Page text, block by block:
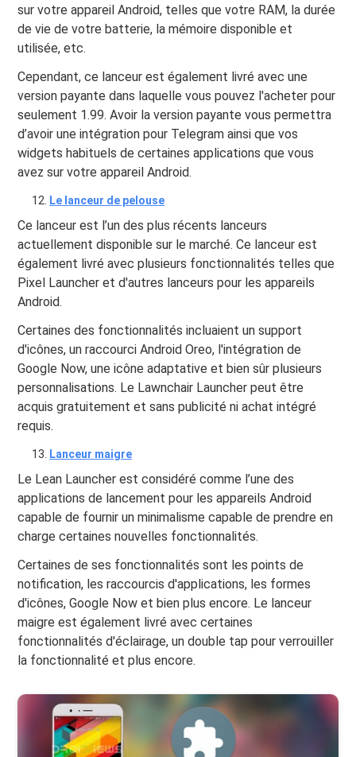
sur votre appareil Android, telles que votre RAM, la durée
de vie de votre batterie, la mémoire disponible et
utilisée, etc.
Cependant, ce lanceur est également livré avec une
version payante dans laquelle vous pouvez l'acheter pour
seulement 1.99. Avoir la version payante vous permettra
d’avoir une intégration pour Telegram ainsi que vos
widgets habituels de certaines applications que vous
avez sur votre appareil Android.
Le lanceur de pelouse
Ce lanceur est l’un des plus récents lanceurs
actuellement disponible sur le marché. Ce lanceur est
également livré avec plusieurs fonctionnalités telles que
Pixel Launcher et d'autres lanceurs pour les appareils
Android.
Certaines des fonctionnalités incluaient un support
d'icônes, un raccourci Android Oreo, l'intégration de
Google Now, une icône adaptative et bien sûr plusieurs
personnalisations. Le Lawnchair Launcher peut être
acquis gratuitement et sans publicité ni achat intégré
requis.
Lanceur maigre
Le Lean Launcher est considéré comme l’une des
applications de lancement pour les appareils Android
capable de fournir un minimalisme capable de prendre en
charge certaines nouvelles fonctionnalités.
Certaines de ses fonctionnalités sont les points de
notification, les raccourcis d'applications, les formes
d'icônes, Google Now et bien plus encore. Le lanceur
maigre est également livré avec certaines
fonctionnalités d'éclairage, un double tap pour verrouiller
la fonctionnalité et plus encore.